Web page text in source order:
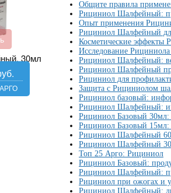
30мл
Общите правила
Рициниол Шалфейный:
Опыт применения
Рициниол Шалфейный
Косметические эффекты
Исследование Рициниола
Рициниол Шалфейный:
Рициниол Шалфейный
Рициниол для
Защита с Рициниолом
Рициниол базовый:
Рициниол Шалфейный:
Рициниол Базовый 30мл:
Рициниол Базовый 15мл:
Рициниол Шалфейный
Рициниол Шалфейный
Топ 25 Арго: Рициниол
Рициниол Базовый:
Рициниол Шалфейный:
Рициниол при ожогах и
Рициниол Шалфейный: